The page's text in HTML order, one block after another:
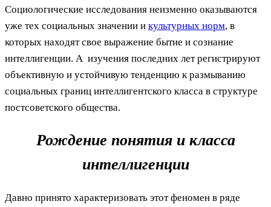
Социологические исследования неизменно оказываются
уже тех социальных значении и культурных норм, в
которых находят свое выражение бытие и сознание
интеллигенции. А изучения последних лет регистрируют
объективную и устойчивую тенденцию к размыванию
социальных границ интеллигентского класса в структуре
постсоветского общества.
Рождение понятия и класса
интеллигенции
Давно принято характеризовать этот феномен в ряде